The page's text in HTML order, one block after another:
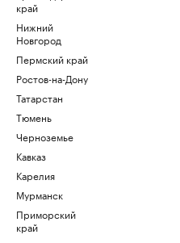
край
Нижний
Новгород
Пермский край
Ростов-на-Дону
Татарстан
Тюмень
Черноземье
Кавказ
Карелия
Мурманск
Приморский
край